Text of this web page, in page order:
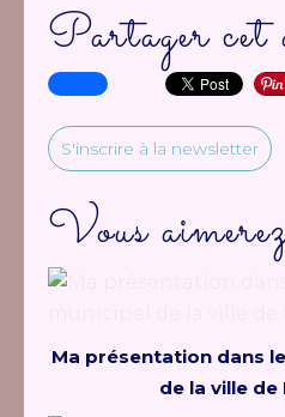
Partager
S'inscrire à la newsletter
Vous
Ma présentation dans
de la ville